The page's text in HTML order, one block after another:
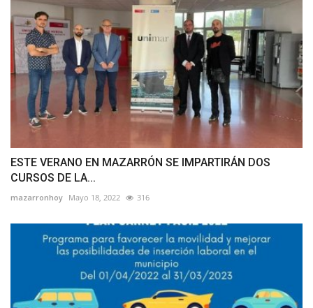
ESTE VERANO EN MAZARRÓN SE IMPARTIRÁN DOS
CURSOS DE LA...
mazarronhoy Mayo 18, 2022 316